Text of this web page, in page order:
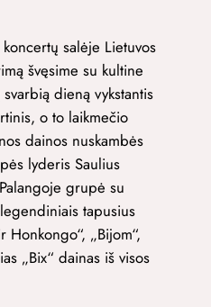
salėje Lietuvos
švęsime su kultine
dieną vykstantis
o to laikmečio
dainos nuskambės
lyderis Saulius
grupė su
tapusius
Honkongo“, „Bijom“,
„Bix“ dainas iš visos